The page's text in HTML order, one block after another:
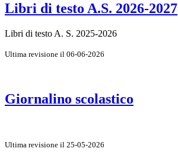
Libri di testo A.S. 2026-2027
Libri di testo A. S. 2025-2026
Ultima revisione il 06-06-2026
Giornalino scolastico
Ultima revisione il 25-05-2026